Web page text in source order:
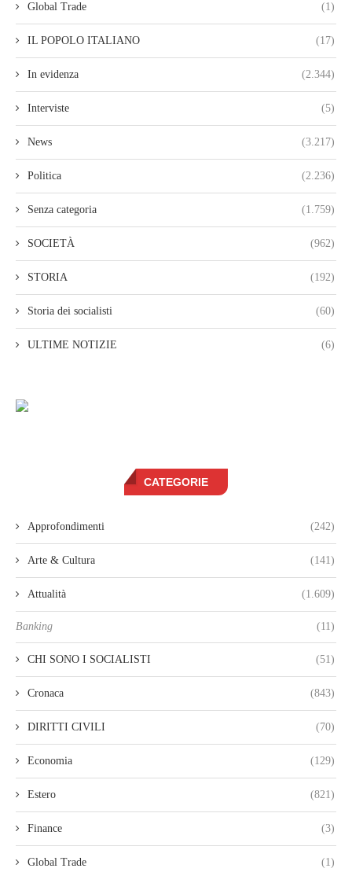
Global Trade (1)
IL POPOLO ITALIANO (17)
In evidenza (2.344)
Interviste (5)
News (3.217)
Politica (2.236)
Senza categoria (1.759)
SOCIETÀ (962)
STORIA (192)
Storia dei socialisti (60)
ULTIME NOTIZIE (6)
CATEGORIE
Approfondimenti (242)
Arte & Cultura (141)
Attualità (1.609)
Banking (11)
CHI SONO I SOCIALISTI (51)
Cronaca (843)
DIRITTI CIVILI (70)
Economia (129)
Estero (821)
Finance (3)
Global Trade (1)